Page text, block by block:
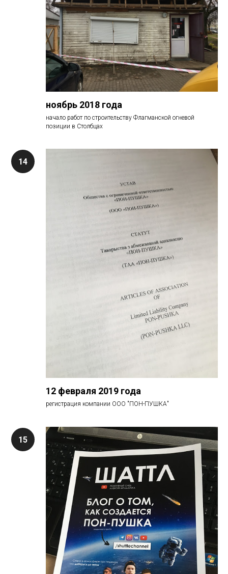
ноябрь 2018 года
начало работ по строительству Флагманской огневой
позиции в Столбцах
12 февраля 2019 года
регистрация компании ООО "ПОН-ПУШКА"